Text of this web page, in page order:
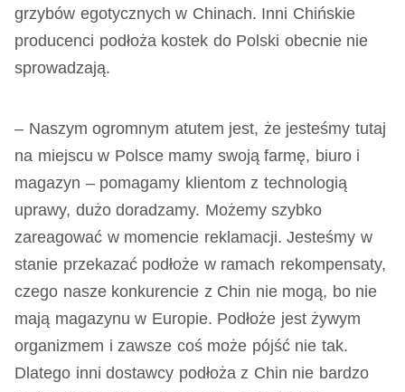
grzybów egotycznych w Chinach. Inni Chińskie
producenci podłoża kostek do Polski obecnie nie
sprowadzają.
– Naszym ogromnym atutem jest, że jesteśmy tutaj
na miejscu w Polsce mamy swoją farmę, biuro i
magazyn – pomagamy klientom z technologią
uprawy, dużo doradzamy. Możemy szybko
zareagować w momencie reklamacji. Jesteśmy w
stanie przekazać podłoże w ramach rekompensaty,
czego nasze konkurencie z Chin nie mogą, bo nie
mają magazynu w Europie. Podłoże jest żywym
organizmem i zawsze coś może pójść nie tak.
Dlatego inni dostawcy podłoża z Chin nie bardzo